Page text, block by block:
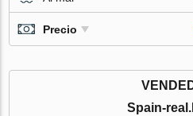
Precio
Spain-